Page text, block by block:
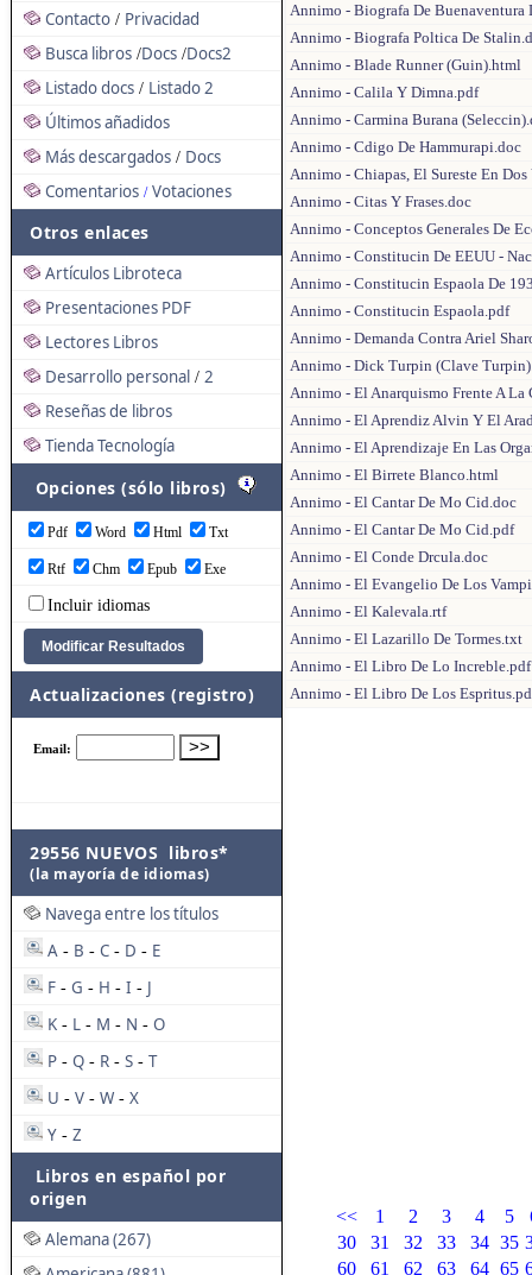
Contacto / Privacidad
Busca libros /Docs /Docs2
Listado docs / Listado 2
Últimos añadidos
Más descargados / Docs
Comentarios / Votaciones
Otros enlaces
Artículos Libroteca
Presentaciones PDF
Lectores Libros
Desarrollo personal / 2
Reseñas de libros
Tienda Tecnología
Opciones (sólo libros)
Pdf Word Html Txt
Rtf Chm Epub Exe
Incluir idiomas
Actualizaciones (registro)
29556 NUEVOS libros*
(la mayoría de idiomas)
Navega entre los títulos
A - B - C - D - E
F - G - H - I - J
K - L - M - N - O
P - Q - R - S - T
U - V - W - X
Y - Z
Libros en español por
origen
Alemana (267)
Annimo - Biografa De Buenaventura
Annimo - Biografa Poltica De
Annimo - Blade Runner (Guin).html
Annimo - Calila Y Dimna.pdf
Annimo - Carmina Burana
Annimo - Cdigo De Hammurapi.doc
Annimo - Chiapas, El Sureste En
Annimo - Citas Y Frases.doc
Annimo - Conceptos Generales De
Annimo - Constitucin De EEUU -
Annimo - Constitucin Espaola De
Annimo - Constitucin Espaola.pdf
Annimo - Demanda Contra Ariel
Annimo - Dick Turpin (Clave
Annimo - El Anarquismo Frente A
Annimo - El Aprendiz Alvin Y El
Annimo - El Aprendizaje En Las
Annimo - El Birrete Blanco.html
Annimo - El Cantar De Mo Cid.doc
Annimo - El Cantar De Mo Cid.pdf
Annimo - El Conde Drcula.doc
Annimo - El Evangelio De Los
Annimo - El Kalevala.rtf
Annimo - El Lazarillo De Tormes.txt
Annimo - El Libro De Lo Increble.pdf
Annimo - El Libro De Los
<< 1 2 3 4 5
30
31 32 33 34 35
60
61 62 63 64 65